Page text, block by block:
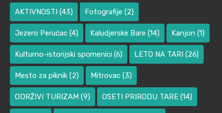
AKTIVNOSTI (43) Fotografije (2)
Jezero Perućac (4) Kaludjerske Bare (14) Kanjon (1)
Kulturno-istorijski spomenici (6) LETO NA TARI (26)
Mesto za piknik (2) Mitrovac (3)
ODRŽIVI TURIZAM (9) OSETI PRIRODU TARE (14)